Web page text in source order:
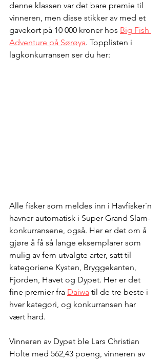
denne klassen var det bare premie til
vinneren, men disse stikker av med et
gavekort på 10 000 kroner hos Big Fish
Adventure på Sørøya. Topplisten i
lagkonkurransen ser du her:
Alle fisker som meldes inn i Havfisker´n
havner automatisk i Super Grand Slam-
konkurransene, også. Her er det om å
gjøre å få så lange eksemplarer som
mulig av fem utvalgte arter, satt til
kategoriene Kysten, Bryggekanten,
Fjorden, Havet og Dypet. Her er det
fine premier fra Daiwa til de tre beste i
hver kategori, og konkurransen har
vært hard.
Vinneren av Dypet ble Lars Christian
Holte med 562,43 poeng, vinneren av